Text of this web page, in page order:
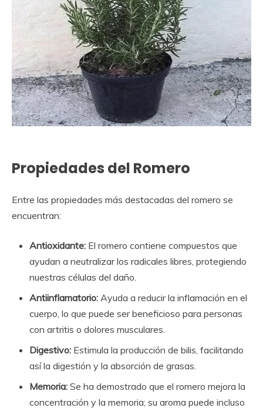
Propiedades del Romero
Entre las propiedades más destacadas del romero se
encuentran:
Antioxidante: El romero contiene compuestos que
ayudan a neutralizar los radicales libres, protegiendo
nuestras células del daño.
Antiinflamatorio: Ayuda a reducir la inflamación en el
cuerpo, lo que puede ser beneficioso para personas
con artritis o dolores musculares.
Digestivo: Estimula la producción de bilis, facilitando
así la digestión y la absorción de grasas.
Memoria: Se ha demostrado que el romero mejora la
concentración y la memoria; su aroma puede incluso